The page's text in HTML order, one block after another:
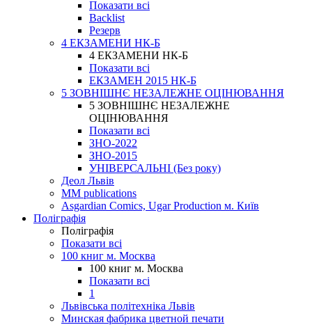
Показати всі
Backlist
Резерв
4 ЕКЗАМЕНИ НК-Б
4 ЕКЗАМЕНИ НК-Б
Показати всі
ЕКЗАМЕН 2015 НК-Б
5 ЗОВНІШНЄ НЕЗАЛЕЖНЕ ОЦІНЮВАННЯ
5 ЗОВНІШНЄ НЕЗАЛЕЖНЕ
ОЦІНЮВАННЯ
Показати всі
ЗНО-2022
ЗНО-2015
УНІВЕРСАЛЬНІ (Без року)
Деол Львів
MM publications
Asgardian Comics, Ugar Production м. Київ
Поліграфія
Поліграфія
Показати всі
100 книг м. Москва
100 книг м. Москва
Показати всі
1
Львівська політехніка Львів
Минская фабрика цветной печати